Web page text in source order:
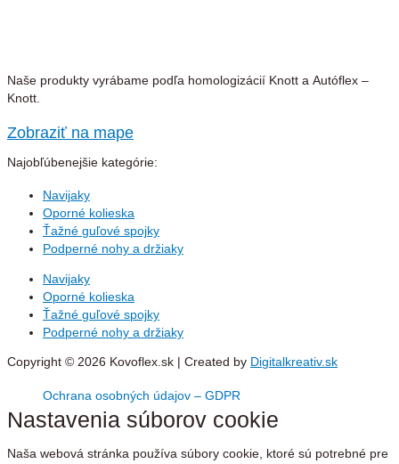
Naše produkty vyrábame podľa homologizácií Knott a Autóflex –
Knott.
Zobraziť na mape
Najobľúbenejšie kategórie:
Navijaky
Oporné kolieska
Ťažné guľové spojky
Podperné nohy a držiaky
Navijaky
Oporné kolieska
Ťažné guľové spojky
Podperné nohy a držiaky
Copyright © 2026 Kovoflex.sk | Created by Digitalkreativ.sk
Ochrana osobných údajov – GDPR
Nastavenia súborov cookie
Naša webová stránka používa súbory cookie, ktoré sú potrebné pre